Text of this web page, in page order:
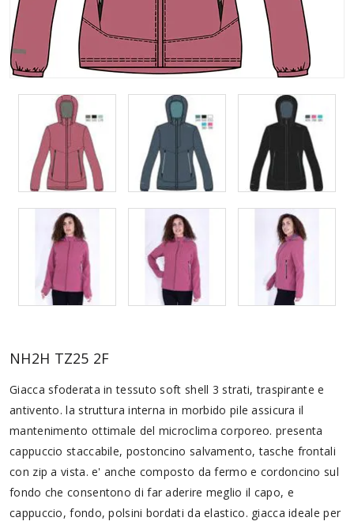
NH2H TZ25 2F
Giacca sfoderata in tessuto soft shell 3 strati, traspirante e
antivento. la struttura interna in morbido pile assicura il
mantenimento ottimale del microclima corporeo. presenta
cappuccio staccabile, postoncino salvamento, tasche frontali
con zip a vista. e' anche composto da fermo e cordoncino sul
fondo che consentono di far aderire meglio il capo, e
cappuccio, fondo, polsini bordati da elastico. giacca ideale per